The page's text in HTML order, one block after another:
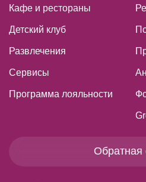
Кафе и рестораны
Детский клуб
Развлечения
Сервисы
Программа лояльности
Обратная